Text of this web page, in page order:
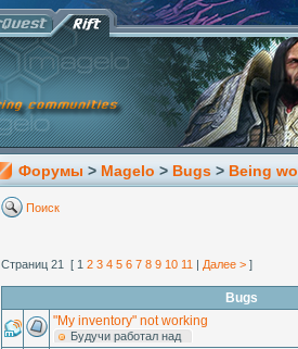
Форумы > Magelo > Bugs > Being
Поиск
Страниц 21 [ 1 2 3 4 5 6 7 8 9 10 11 | Далее > ]
Bugs
"My inventory" not working
Будучи работал над